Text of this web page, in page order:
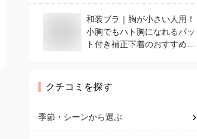
和装ブラ｜胸が小さい人用！
小胸でもハト胸になれるパッ
ト付き補正下着のおすすめ
クチコミを探す
季節・シーンから選ぶ